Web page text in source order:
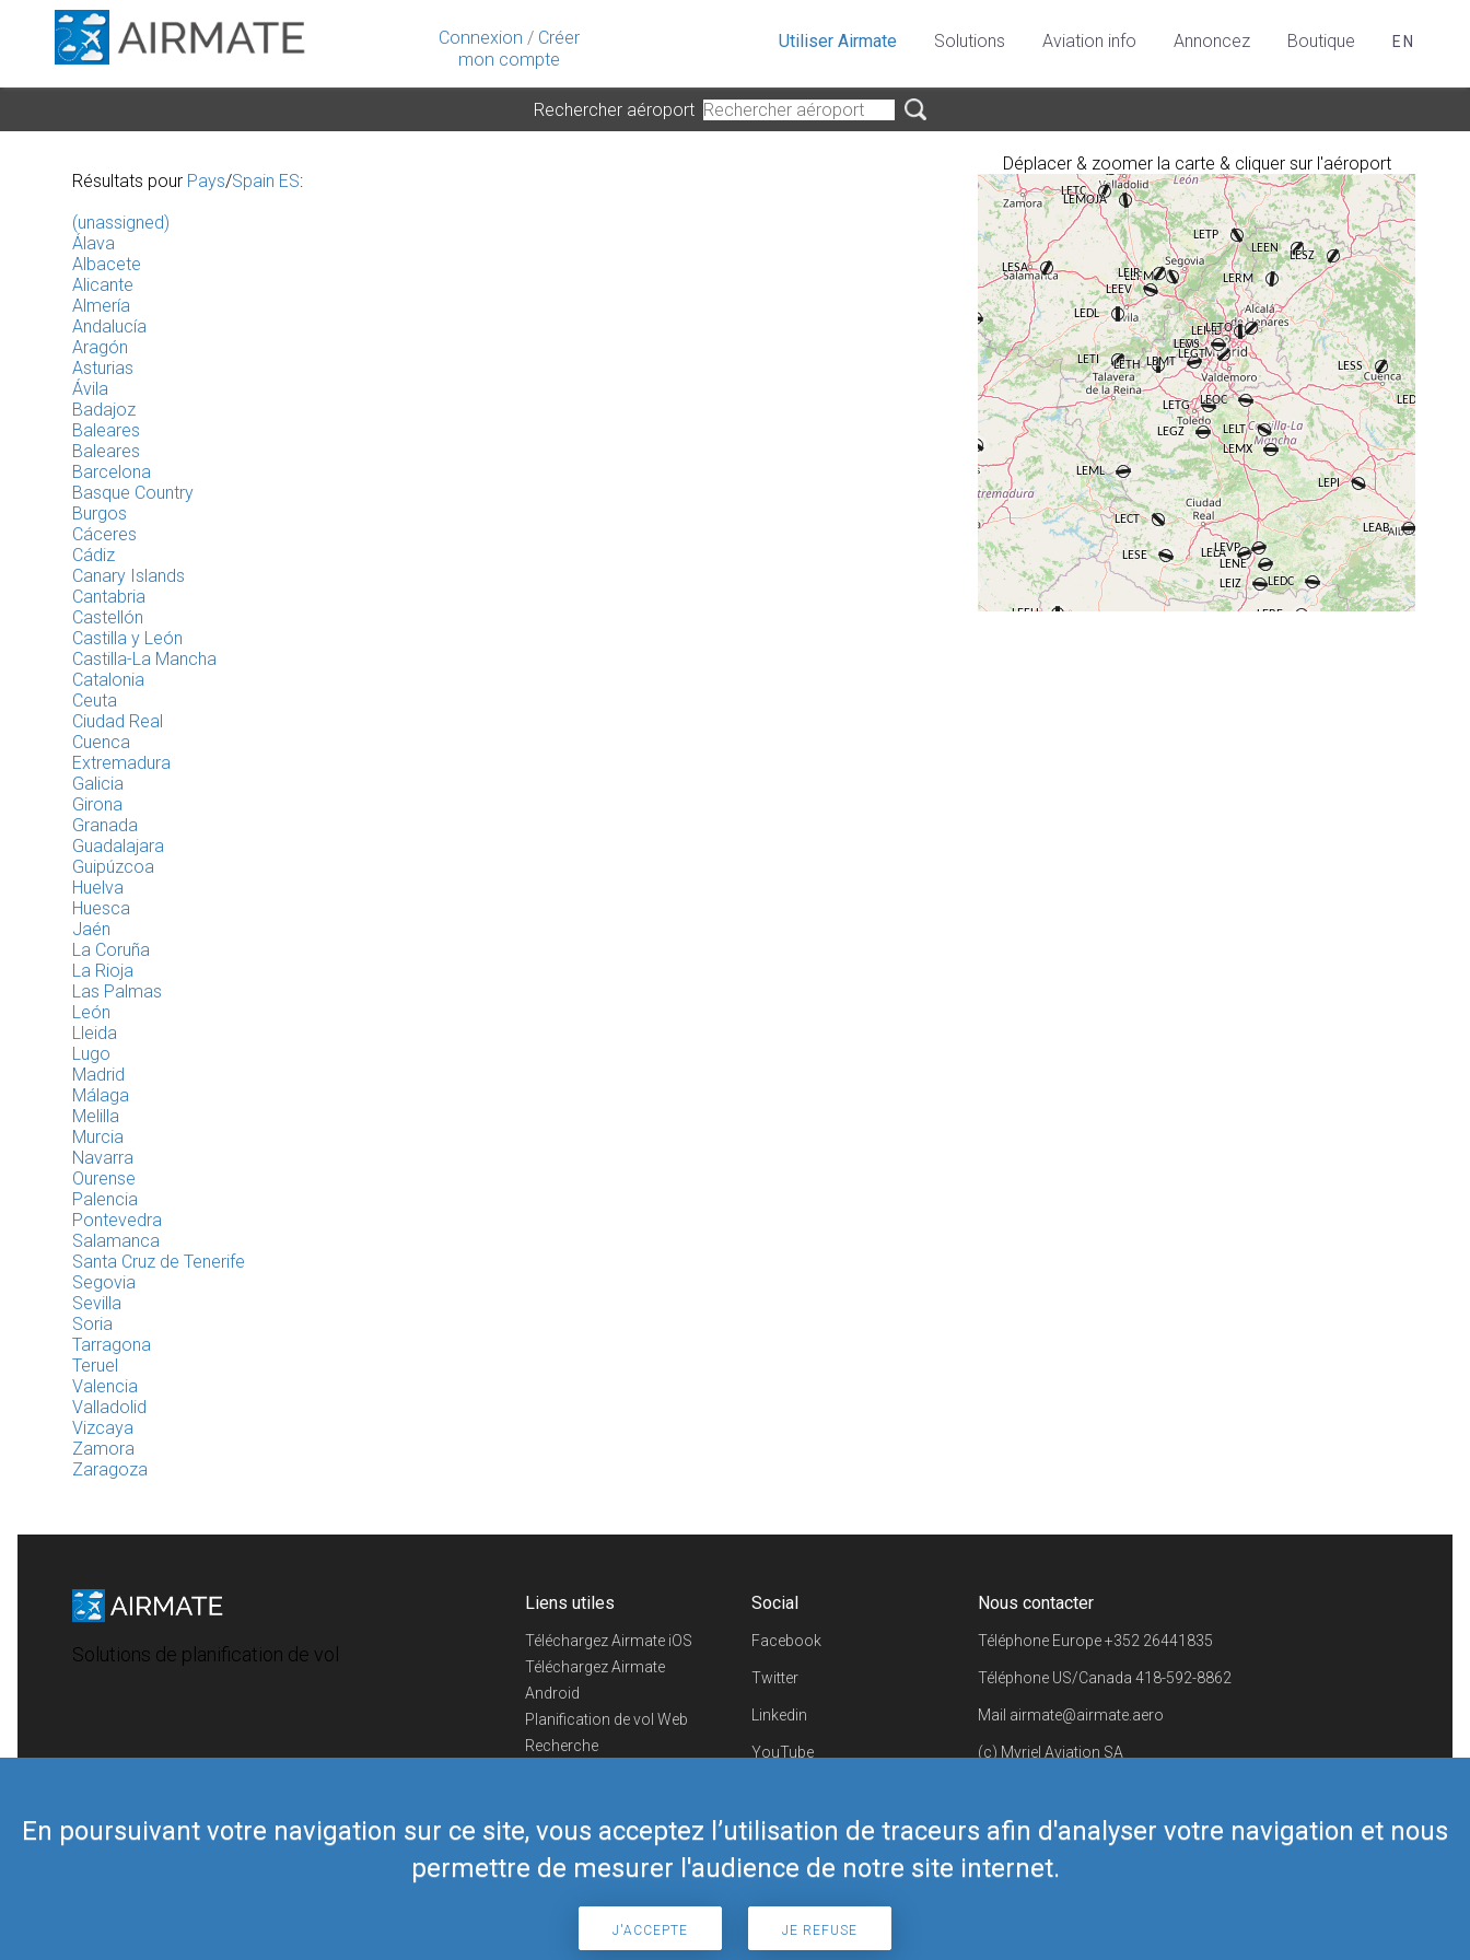
Connexion / Créer
mon compte
En poursuivant votre navigation sur ce site, vous acceptez l’utilisation de traceurs afin d'analyser votre navigation et nous
permettre de mesurer l'audience de notre site internet.
J'ACCEPTE JE REFUSE
Utiliser Airmate Solutions Aviation info Annoncez Boutique EN
Rechercher aéroport
Déplacer & zoomer la carte & cliquer sur l'aéroport
Résultats pour Pays/Spain ES:
(unassigned)
Álava
Albacete
Alicante
Almería
Andalucía
Aragón
Asturias
Ávila
Badajoz
Baleares
Baleares
Barcelona
Basque Country
Burgos
Cáceres
Cádiz
Canary Islands
Cantabria
Castellón
Castilla y León
Castilla-La Mancha
Catalonia
Ceuta
Ciudad Real
Cuenca
Extremadura
Galicia
Girona
Granada
Guadalajara
Guipúzcoa
Huelva
Huesca
Jaén
La Coruña
La Rioja
Las Palmas
León
Lleida
Lugo
Madrid
Málaga
Melilla
Murcia
Navarra
Ourense
Palencia
Pontevedra
Salamanca
Santa Cruz de Tenerife
Segovia
Sevilla
Soria
Tarragona
Teruel
Valencia
Valladolid
Vizcaya
Zamora
Zaragoza
Solutions de planification de vol
Liens utiles
Téléchargez Airmate iOS
Téléchargez Airmate
Android
Planification de vol Web
Recherche
Boutique Airmate
Social
Facebook
Twitter
Linkedin
YouTube
Nous contacter
Téléphone Europe+352 26441835
Téléphone US/Canada 418-592-8862
Mail airmate@airmate.aero
(c) Myriel Aviation SA